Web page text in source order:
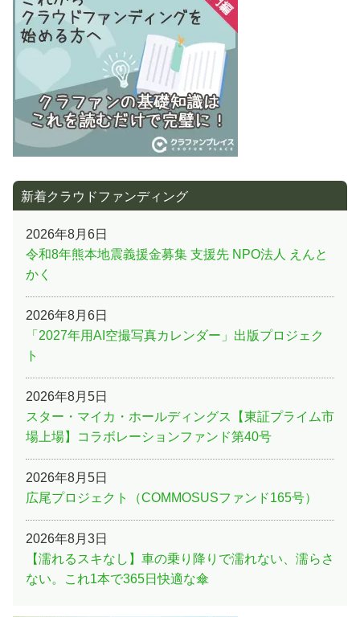
ョ
ン
新着クラウドファンディング
2026年8月6日
令和8年熊本地震義援金募集 支援先 NPO法人 えんと
かく
2026年8月6日
「2027年用AI空撮写真カレンダー」出版プロジェク
ト
2026年8月5日
スター・マイカ・ホールディングス【東証プライム市
場上場】コラボレーションファンド第40号
2026年8月5日
広尾プロジェクト（COMMOSUSファンド165号）
2026年8月3日
【濡れるスキなし】車の乗り降りで濡れない、濡らさ
ない。これ1本で365日快適な傘